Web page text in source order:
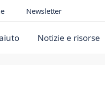
Newsletter
Notizie e risorse